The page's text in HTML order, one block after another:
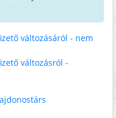
változásáról - nem
változásról -